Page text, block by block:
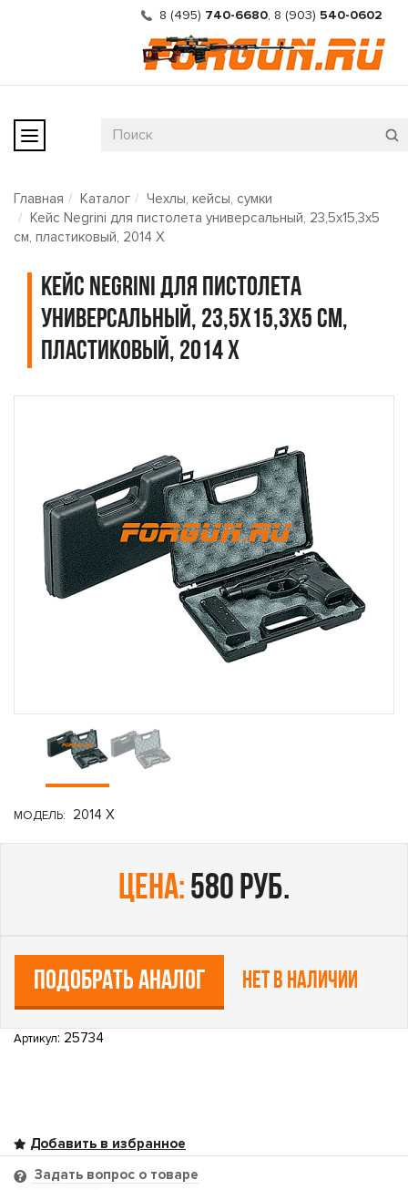
8 (495) 740-6680, 8 (903) 540-0602
Главная Каталог
Чехлы, кейсы, сумки
Кейс Negrini для пистолета универсальный, 23,5x15,3x5
см, пластиковый, 2014 X
Кейс Negrini для пистолета
универсальный, 23,5x15,3x5 см,
пластиковый, 2014 X
МОДЕЛЬ: 2014 X
цена: 580 руб.
ПОДОБРАТЬ АНАЛОГ Нет в наличии
Артикул: 25734
Задать вопрос о товаре